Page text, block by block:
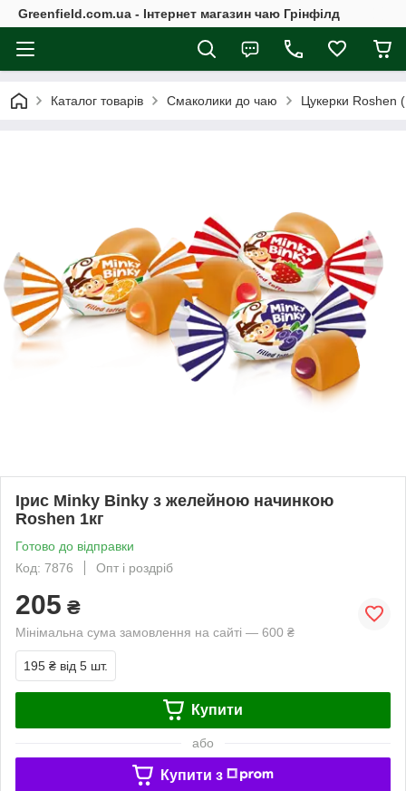
Greenfield.com.ua - Інтернет магазин чаю Грінфілд
Каталог товарів Смаколики до чаю Цукерки Roshen
Ірис Minky Binky з желейною начинкою
Roshen 1кг
Готово до відправки
Код: 7876
Опт і роздріб
205 ₴
Мінімальна сума замовлення на сайті — 600 ₴
195 ₴ від 5 шт.
Купити
або
Купити з